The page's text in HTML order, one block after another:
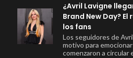
¿Avril Lavigne
Brand New Day?
los fans
Los seguidores de
motivo para
comenzaron a circular